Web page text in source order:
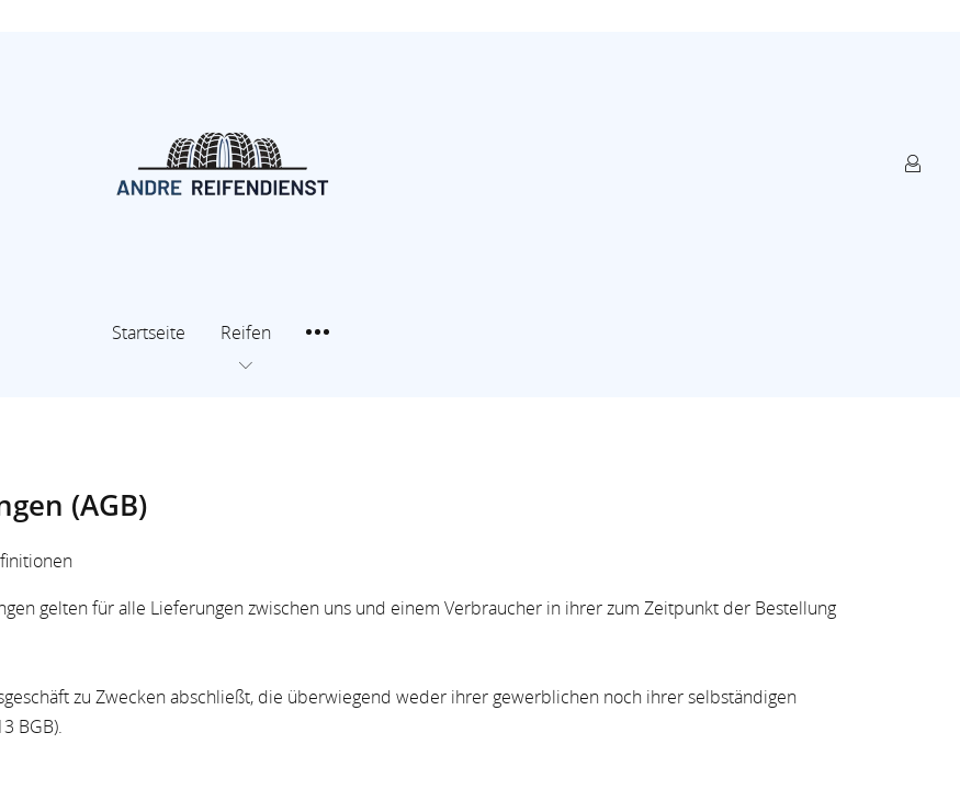
Startseite Reifen
(AGB)
gelten für alle Lieferungen zwischen uns und einem Verbraucher in ihrer zum Zeitpunkt der Bestellung
zu Zwecken abschließt, die überwiegend weder ihrer gewerblichen noch ihrer selbständigen
BGB).